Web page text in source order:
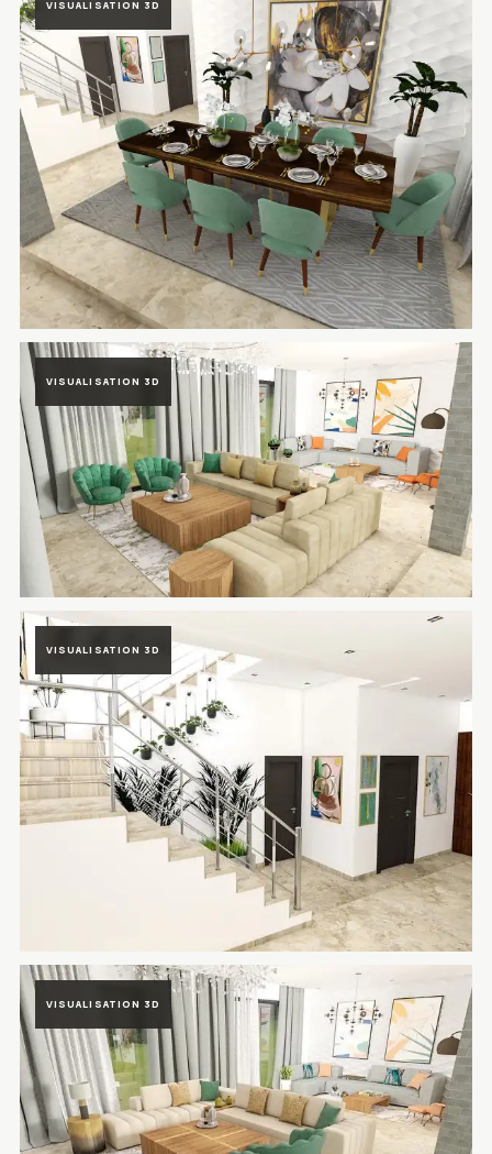
VISUALISATION 3D
Rendu 3D du projet Villa Prestigia Marrakech à Marrakech, Maroc —
VISUALISATION 3D
Rendu 3D du projet Villa Prestigia Marrakech à Marrakech, Maroc —
VISUALISATION 3D
Rendu 3D du projet Villa Prestigia Marrakech à Marrakech, Maroc —
VISUALISATION 3D